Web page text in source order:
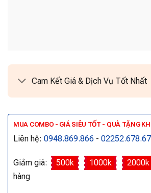
Cam Kết Giá & Dịch Vụ Tốt Nhất
MUA COMBO - GIÁ SIÊU TỐT - QUÀ TẶNG
Liên hệ: 0948.869.866 -
Giảm giá: 500k 1000k 2000k
hàng